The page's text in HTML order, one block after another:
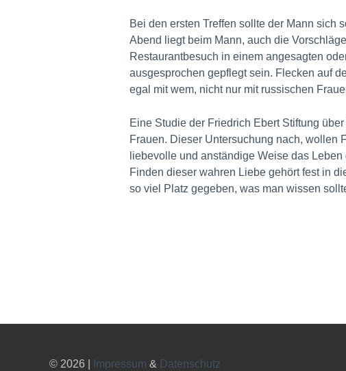
Bei den ersten Treffen sollte der Mann sich
Abend liegt beim Mann, auch die
Restaurantbesuch in einem angesagten
ausgesprochen gepflegt sein. Flecken auf
egal mit wem, nicht nur mit russischen
Eine Studie der Friedrich Ebert Stiftung
Frauen. Dieser Untersuchung nach, wollen
liebevolle und anständige Weise das
Finden dieser wahren Liebe gehört fest in
so viel Platz gegeben, was man wissen
© 2026 | Impressum & Datenschutz